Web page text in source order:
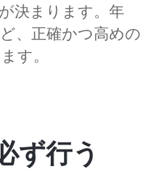
決まります。年
、正確かつ高めの
す。
ず行う